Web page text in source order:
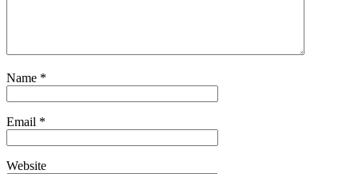
Name *
Email *
Website